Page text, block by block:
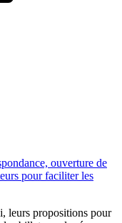
ouverture de
pour faciliter les
leurs propositions pour